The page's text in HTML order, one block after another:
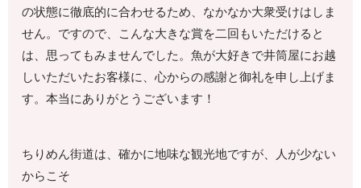
の状態に徹底的に合わせるため、なかなか大衆受けはしま
せん。ですので、こんな大きな賞を二回もいただけると
は、思ってもみませんでした。魚が大好きで井筒屋にお越
しいただいたお客様に、心からの感謝と御礼を申し上げま
す。本当にありがとうございます！
ちりめん街道は、確かに地味な観光地ですが、人が少ない
からこそ